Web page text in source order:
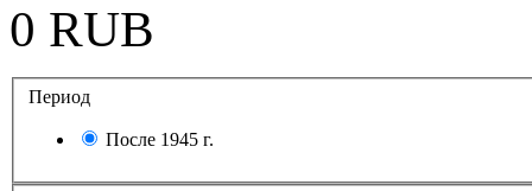
0 RUB
Период
После 1945 г.